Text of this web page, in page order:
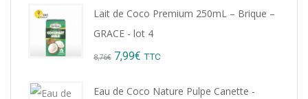
Lait de Coco Premium 250mL – Brique –
GRACE - lot 4
8,76€ Original
7,99€ Current
TTC
Eau de Coco Nature Pulpe Canette -